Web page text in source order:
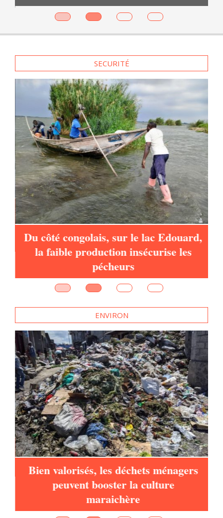
SECURITÉ
Du côté congolais, sur le lac Edouard,
la faible production insécurise les
pécheurs
ENVIRON
Bien valorisés, les déchets ménagers
peuvent booster la culture
maraichère